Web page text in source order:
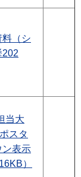
（シ
202
当大
スタ
ン表示
）